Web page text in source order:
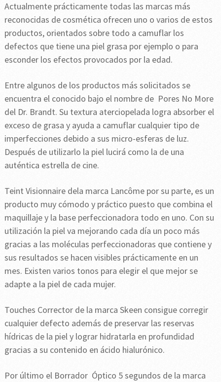
Actualmente prácticamente todas las marcas más
reconocidas de cosmética ofrecen uno o varios de estos
productos, orientados sobre todo a camuflar los
defectos que tiene una piel grasa por ejemplo o para
esconder los efectos provocados por la edad.
Entre algunos de los productos más solicitados se
encuentra el conocido bajo el nombre de Pores No More
del Dr. Brandt. Su textura aterciopelada logra absorber el
exceso de grasa y ayuda a camuflar cualquier tipo de
imperfecciones debido a sus micro-esferas de luz.
Después de utilizarlo la piel lucirá como la de una
auténtica estrella de cine.
Teint Visionnaire dela marca Lancôme por su parte, es un
producto muy cómodo y práctico puesto que combina el
maquillaje y la base perfeccionadora todo en uno. Con su
utilización la piel va mejorando cada día un poco más
gracias a las moléculas perfeccionadoras que contiene y
sus resultados se hacen visibles prácticamente en un
mes. Existen varios tonos para elegir el que mejor se
adapte a la piel de cada mujer.
Touches Corrector de la marca Skeen consigue corregir
cualquier defecto además de preservar las reservas
hídricas de la piel y lograr hidratarla en profundidad
gracias a su contenido en ácido hialurónico.
Por último el Borrador Óptico 5 segundos de la marca